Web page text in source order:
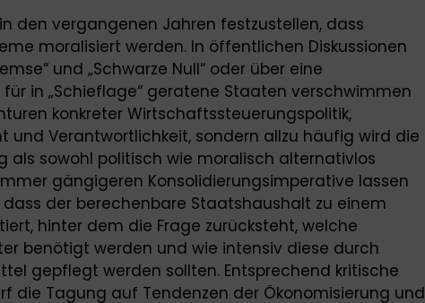
den vergangenen Jahren festzustellen, dass
moralisiert werden. In öffentlichen Diskussionen
und „Schwarze Null“ oder über eine
für in „Schieflage“ geratene Staaten verschwimmen
konkreter Wirtschaftssteuerungspolitik,
und Verantwortlichkeit, sondern allzu häufig wird die
als sowohl politisch wie moralisch alternativlos
gängigeren Konsolidierungsimperative lassen
der berechenbare Staatshaushalt zu einem
hinter dem die Frage zurücksteht, welche
benötigt werden und wie intensiv diese durch
gepflegt werden sollten. Entsprechend kritische
die Tagung auf Tendenzen der Ökonomisierung und